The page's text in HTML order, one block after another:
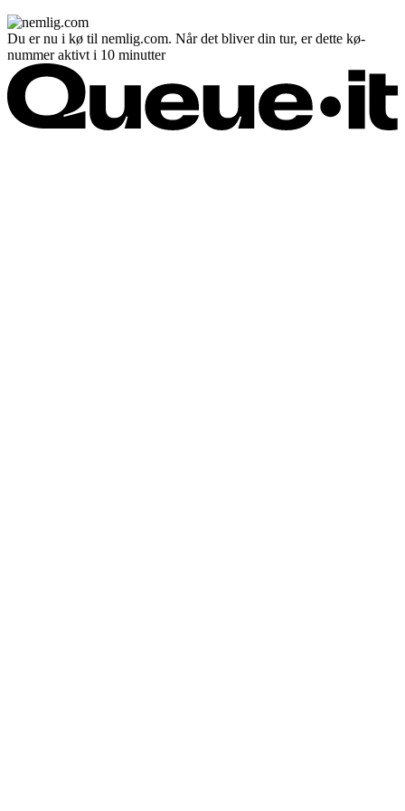
Du er nu i kø til nemlig.com. Når det bliver din tur, er dette kø-
nummer aktivt i 10 minutter